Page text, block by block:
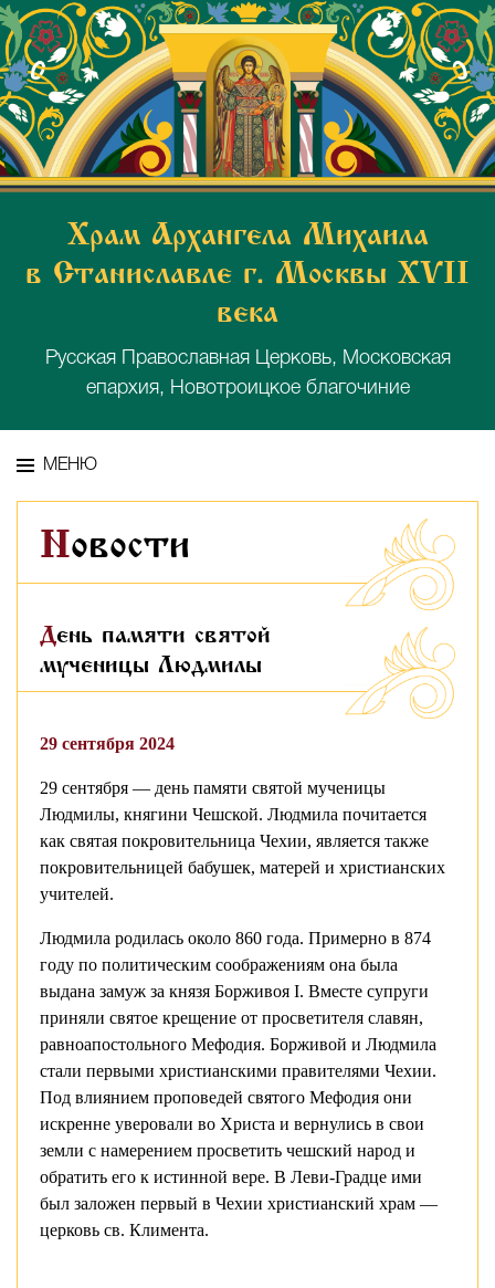
Храм Архангела Михаила
в Станиславле г. Москвы XVII
века
Русская Православная Церковь, Московская
епархия, Новотроицкое благочиние
МЕНЮ
Новости
День памяти святой
мученицы Людмилы
29 сентября 2024
29 сентября — день памяти святой мученицы
Людмилы, княгини Чешской. Людмила почитается
как святая покровительница Чехии, является также
покровительницей бабушек, матерей и христианских
учителей.
Людмила родилась около 860 года. Примерно в 874
году по политическим соображениям она была
выдана замуж за князя Борживоя I. Вместе супруги
приняли святое крещение от просветителя славян,
равноапостольного Мефодия. Борживой и Людмила
стали первыми христианскими правителями Чехии.
Под влиянием проповедей святого Мефодия они
искренне уверовали во Христа и вернулись в свои
земли с намерением просветить чешский народ и
обратить его к истинной вере. В Леви-Градце ими
был заложен первый в Чехии христианский храм —
церковь св. Климента.